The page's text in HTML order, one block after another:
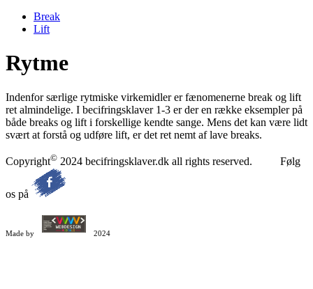
Break
Lift
Rytme
Indenfor særlige rytmiske virkemidler er fænomenerne break og lift
ret almindelige. I becifringsklaver 1-3 er der en række eksempler på
både breaks og lift i forskellige kendte sange. Mens det kan være lidt
svært at forstå og udføre lift, er det ret nemt af lave breaks.
Copyright© 2024 becifringsklaver.dk all rights reserved. Følg
os på
Made by 2024